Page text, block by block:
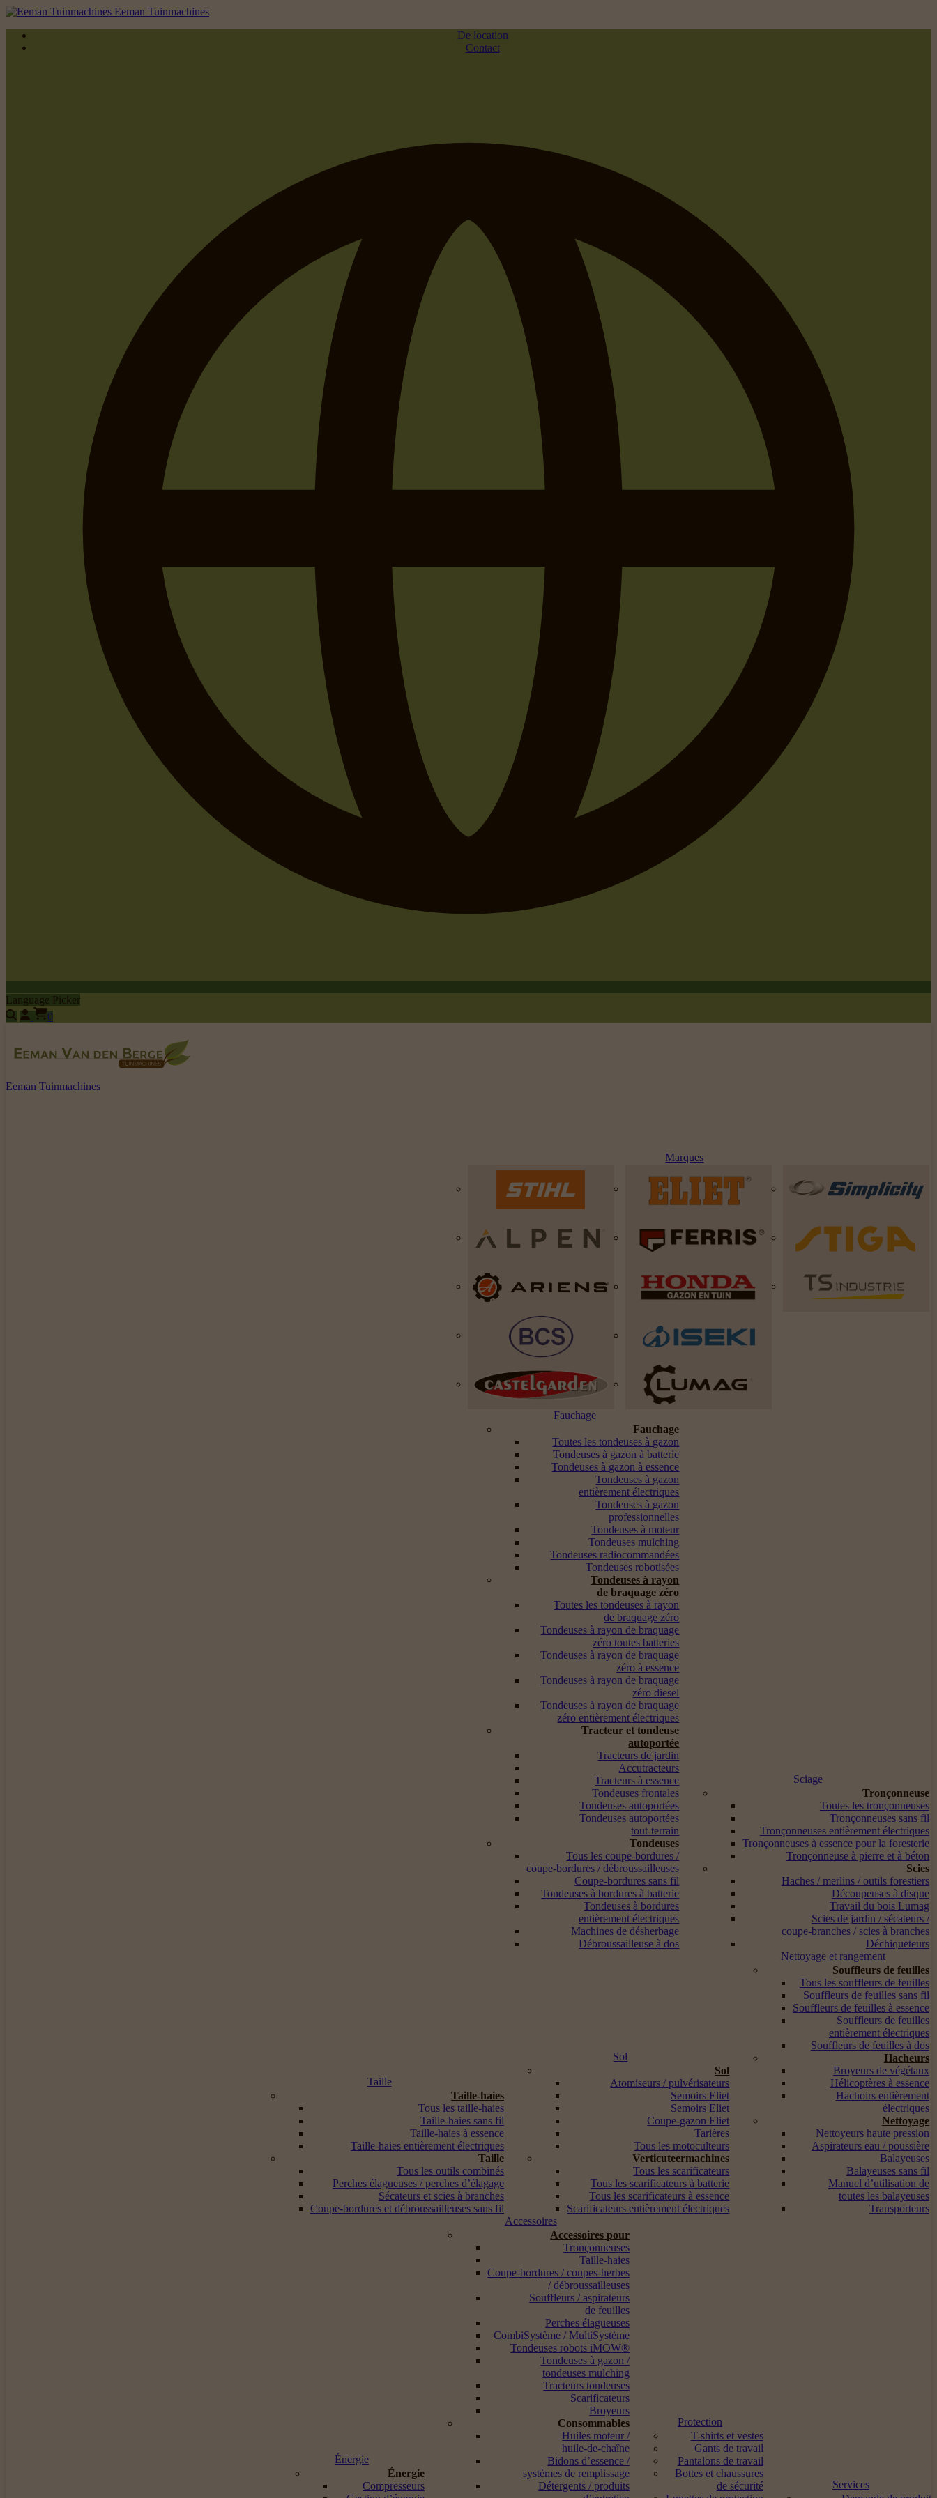
Eeman Tuinmachines
De location
Contact
Language Picker
0
Eeman Tuinmachines
Marques
Fauchage
Fauchage
Toutes les tondeuses à gazon
Tondeuses à gazon à batterie
Tondeuses à gazon à essence
Tondeuses à gazon
entièrement électriques
Tondeuses à gazon
professionnelles
Tondeuses à moteur
Tondeuses mulching
Tondeuses radiocommandées
Tondeuses robotisées
Tondeuses à rayon
de braquage zéro
Toutes les tondeuses à rayon
de braquage zéro
Tondeuses à rayon de braquage
zéro toutes batteries
Tondeuses à rayon de braquage
zéro à essence
Tondeuses à rayon de braquage
zéro diesel
Tondeuses à rayon de braquage
zéro entièrement électriques
Tracteur et tondeuse
autoportée
Tracteurs de jardin
Accutracteurs
Tracteurs à essence
Tondeuses frontales
Tondeuses autoportées
Tondeuses autoportées
tout-terrain
Tondeuses
Tous les coupe-bordures /
coupe-bordures / débroussailleuses
Coupe-bordures sans fil
Tondeuses à bordures à batterie
Tondeuses à bordures
entièrement électriques
Machines de désherbage
Débroussailleuse à dos
Sciage
Tronçonneuse
Toutes les tronçonneuses
Tronçonneuses sans fil
Tronçonneuses entièrement électriques
Tronçonneuses à essence pour la foresterie
Tronçonneuse à pierre et à béton
Scies
Haches / merlins / outils forestiers
Découpeuses à disque
Travail du bois Lumag
Scies de jardin / sécateurs /
coupe-branches / scies à branches
Déchiqueteurs
Taille
Taille-haies
Tous les taille-haies
Taille-haies sans fil
Taille-haies à essence
Taille-haies entièrement électriques
Taille
Tous les outils combinés
Perches élagueuses / perches d’élagage
Sécateurs et scies à branches
Coupe-bordures et débroussailleuses sans fil
Sol
Sol
Atomiseurs / pulvérisateurs
Semoirs Eliet
Semoirs Eliet
Coupe-gazon Eliet
Tarières
Tous les motoculteurs
Verticuteermachines
Tous les scarificateurs
Tous les scarificateurs à batterie
Tous les scarificateurs à essence
Scarificateurs entièrement électriques
Nettoyage et rangement
Souffleurs de feuilles
Tous les souffleurs de feuilles
Souffleurs de feuilles sans fil
Souffleurs de feuilles à essence
Souffleurs de feuilles
entièrement électriques
Souffleurs de feuilles à dos
Hacheurs
Broyeurs de végétaux
Hélicoptères à essence
Hachoirs entièrement
électriques
Nettoyage
Nettoyeurs haute pression
Aspirateurs eau / poussière
Balayeuses
Balayeuses sans fil
Manuel d’utilisation de
toutes les balayeuses
Transporteurs
Énergie
Énergie
Compresseurs
Accessoires
Accessoires pour
Tronçonneuses
Taille-haies
Coupe-bordures / coupes-herbes
/ débroussailleuses
Souffleurs / aspirateurs
de feuilles
Perches élagueuses
CombiSystème / MultiSystème
Tondeuses robots iMOW®
Tondeuses à gazon /
tondeuses mulching
Tracteurs tondeuses
Scarificateurs
Broyeurs
Consommables
Huiles moteur /
huile-de-chaîne
Bidons d’essence /
systèmes de remplissage
Détergents / produits
Protection
T-shirts et vestes
Gants de travail
Pantalons de travail
Bottes et chaussures
de sécurité
Services